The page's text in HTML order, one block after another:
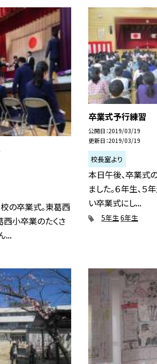
の卒業式。東葛西
西小卒業のたくさ
...
卒業式予行練習
公開日 2019/03/19
更新日 2019/03/19
校長室より
本日午後、卒業式
ました。６年生、５
い卒業式にし...
5年生6年生